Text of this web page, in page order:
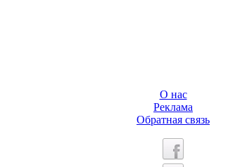
О нас
Реклама
Обратная связь